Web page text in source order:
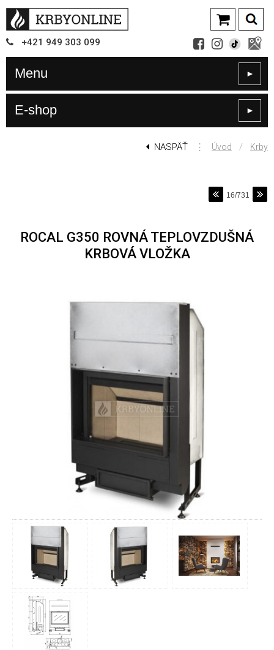
+421 949 303 099
Menu ►
E-shop ►
NASPÄŤ ⋮ Úvod / Krby
16/731
ROCAL G350 ROVNÁ TEPLOVZDUŠNÁ
KRBOVÁ VLOŽKA